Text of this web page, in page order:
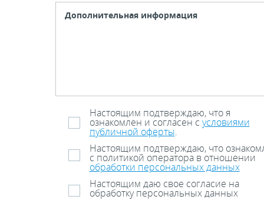
Настоящим подтверждаю, что я
ознакомлен и согласен с условиями
публичной оферты.
Настоящим подтверждаю, что
с политикой оператора в отношении
обработки персональных данных
Настоящим даю свое согласие на
обработку персональных данных